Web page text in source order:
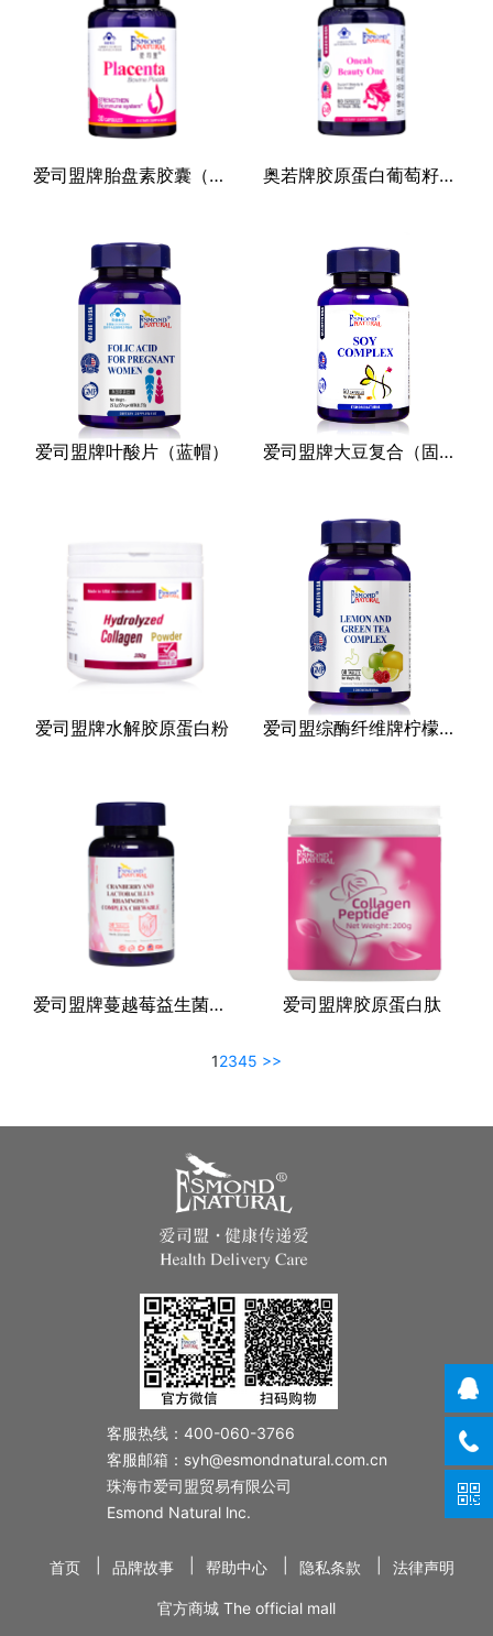
骨骼关节
美容养颜
矿物质
提高免疫力
其他
爱司盟牌胎盘素胶囊（蓝帽） 奥若牌胶原蛋白葡萄籽胶囊（蓝帽）
爱司盟牌叶酸片（蓝帽） 爱司盟牌大豆复合（固体饮料）
爱司盟牌水解胶原蛋白粉 爱司盟综酶纤维牌柠檬绿茶复合片（压片糖果）
爱司盟牌蔓越莓益生菌复合(固体饮料) 爱司盟牌胶原蛋白肽
12345 >>
客服热线：400-060-3766
客服邮箱：syh@esmondnatural.com.cn
珠海市爱司盟贸易有限公司
Esmond Natural lnc.
首页 品牌故事 帮助中心 隐私条款 法律声明
官方商城 The official mall